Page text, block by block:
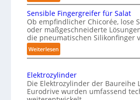
n
v
o
n
h
s
c
h
e
I
t
l
M
a
g
a
z
i
n
-
B
e
Sensible Fingergreifer für Salat
Ob empfindlicher Chicorée, lose
oder maßgeschneiderte
die pneumatischen Silikonfinger
Weiterlesen:
S
n
s
i
Elektrozylinder
Die Elektrozylinder der Baureihe
Eurodrive wurden umfassend